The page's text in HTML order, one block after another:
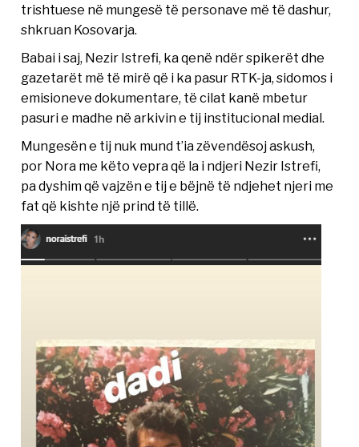
trishtuese në mungesë të personave më të dashur,
shkruan Kosovarja.
Babai i saj, Nezir Istrefi, ka qenë ndër spikerët dhe
gazetarët më të mirë që i ka pasur RTK-ja, sidomos i
emisioneve dokumentare, të cilat kanë mbetur
pasuri e madhe në arkivin e tij institucional medial.
Mungesën e tij nuk mund t’ia zëvendësoj askush,
por Nora me këto vepra që la i ndjeri Nezir Istrefi,
pa dyshim që vajzën e tij e bëjnë të ndjehet njeri me
fat që kishte një prind të tillë.